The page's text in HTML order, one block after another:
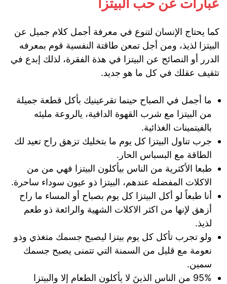
كما يحتاج الإنسان لتنوع في معرفة أجمل كلام جميل عن
البيتزا لذيذ، ومن أجل تمعن طاقتة النفسية قوم بمعرفه
الدرر أو النصائح عن البيتزا في هذة الفقرة، لذلك إبدع في
تثقيف عقلك في كل ما هو جديد.
ما أجمل في الصباح حينما تقرعينيك بأكل قطعة جميلة
من البيتزا مع شرب القهوة الدافية، يالروعة مليئه
بالفيتمينات الغذائية.
جرب تناول البيتزا كل يوم ما بتخليك تزهق راح تعيد لك
الطاقة مع البسباس الحار.
طبعا الأكثرية من الناس بيأكلون البيتزا فهي من من
الاكلات المفضله عندهم، البيتزا ذو عيون سوداء ساحرة.
أنا طبعاً لو أكل البيتزا كل يوم بصباح أو المساء ما راح
أزهق لإنها من اكثر الاكلات الشهية والرائعة ذو طعم
لذيذ.
ولو تجرب تأكل كل يوم بيتزا ليصبح جسمك متغذي وذو
نعومة مع قليل من السمنة التي تتمنى يصبح جسمك
سمين.
95% من الناس الذينَ لا يأكلون الطعام إلا والبيتزا